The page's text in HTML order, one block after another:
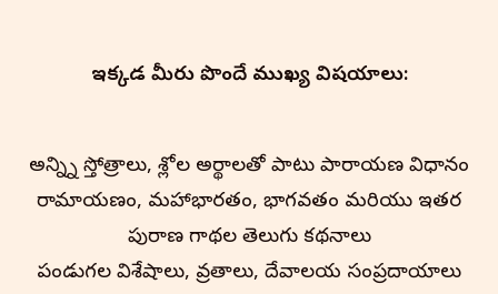
ఇక్కడ మీరు పొందే ముఖ్య విషయాలు:
అన్న్ని స్తోత్రాలు, శ్లోకాల అర్థాలతో పాటు పారాయణ విధానం
రామాయణం, మహాభారతం, భాగవతం మరియు ఇతర
పురాణ గాథల తెలుగు కథనాలు
పండుగల విశేషాలు, వ్రతాలు, దేవాలయ సంప్రదాయాలు